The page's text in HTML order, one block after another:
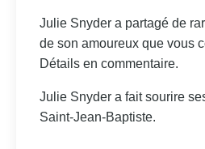
Julie Snyder a partagé de
de son amoureux que vous
Détails en commentaire.
Julie Snyder a fait sourire
Saint-Jean-Baptiste.